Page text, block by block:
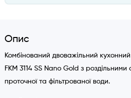
Опис
Комбінований двоважільний
FKM 3114 SS Nano Gold з
проточної та фільтрованої води.